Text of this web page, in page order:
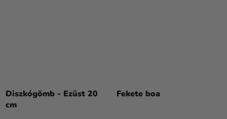
Diszkógömb - Ezüst 20
cm
Fekete boa